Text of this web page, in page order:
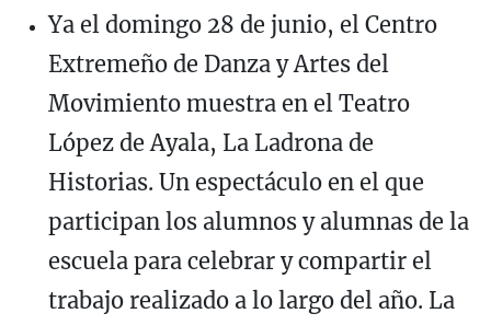
Ya el domingo 28 de junio, el Centro
Extremeño de Danza y Artes del
Movimiento muestra en el Teatro
López de Ayala, La Ladrona de
Historias. Un espectáculo en el que
participan los alumnos y alumnas de la
escuela para celebrar y compartir el
trabajo realizado a lo largo del año. La